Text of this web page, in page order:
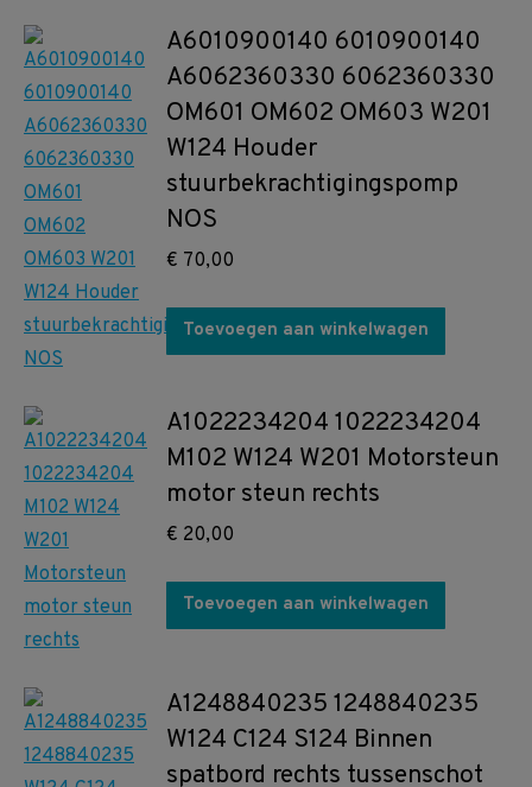
A6010900140 6010900140
A6062360330 6062360330
OM601 OM602 OM603 W201
W124 Houder
stuurbekrachtigingspomp
NOS
€ 70,00
Toevoegen aan winkelwagen
A1022234204 1022234204
M102 W124 W201 Motorsteun
motor steun rechts
€ 20,00
Toevoegen aan winkelwagen
A1248840235 1248840235
W124 C124 S124 Binnen
spatbord rechts tussenschot